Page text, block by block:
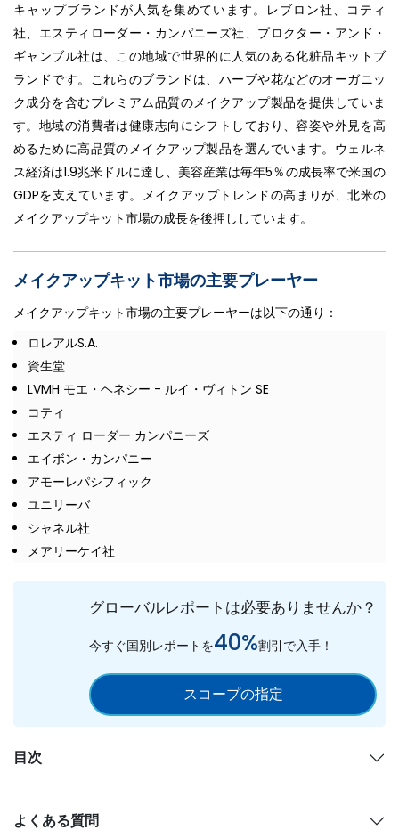
キャップブランドが人気を集めています。レブロン社、コティ
社、エスティローダー・カンパニーズ社、プロクター・アンド・
ギャンブル社は、この地域で世界的に人気のある化粧品キットブ
ランドです。これらのブランドは、ハーブや花などのオーガニッ
ク成分を含むプレミアム品質のメイクアップ製品を提供していま
す。地域の消費者は健康志向にシフトしており、容姿や外見を高
めるために高品質のメイクアップ製品を選んでいます。ウェルネ
ス経済は1.9兆米ドルに達し、美容産業は毎年5％の成長率で米国の
GDPを支えています。メイクアップトレンドの高まりが、北米の
メイクアップキット市場の成長を後押ししています。
メイクアップキット市場の主要プレーヤー
メイクアップキット市場の主要プレーヤーは以下の通り：
ロレアルS.A.
資生堂
LVMH モエ・ヘネシー - ルイ・ヴィトン SE
コティ
エスティ ローダー カンパニーズ
エイボン・カンパニー
アモーレパシフィック
ユニリーバ
シャネル社
メアリーケイ社
グローバルレポートは必要ありませんか？
今すぐ国別レポートを40%割引で入手！
スコープの指定
目次
よくある質問